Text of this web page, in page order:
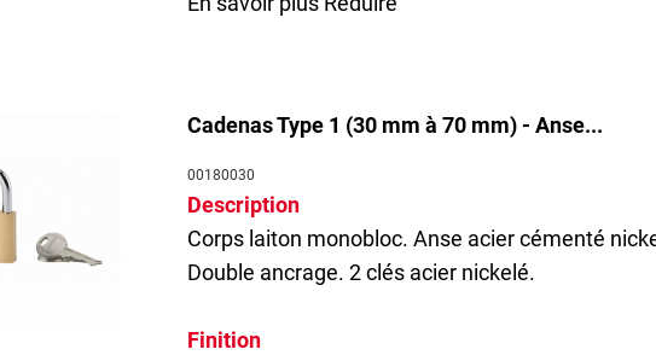
Cadenas Type 1 (30 mm à 70 mm) - Anse...
00180030
Description
Corps laiton monobloc. Anse acier cémenté
Double ancrage. 2 clés acier nickelé.
Finition